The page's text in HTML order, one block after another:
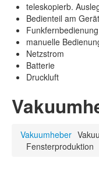
teleskopierb.
Bedienteil am
Funkfernbedienung
manuelle
Netzstrom
Batterie
Druckluft
Vakuumheber
Fensterproduktion